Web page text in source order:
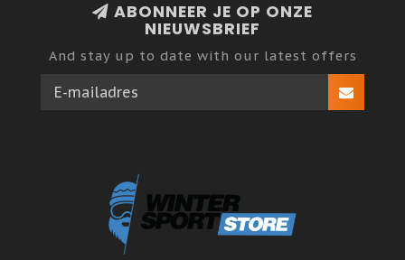
ABONNEER JE OP ONZE
NIEUWSBRIEF
And stay up to date with our latest offers